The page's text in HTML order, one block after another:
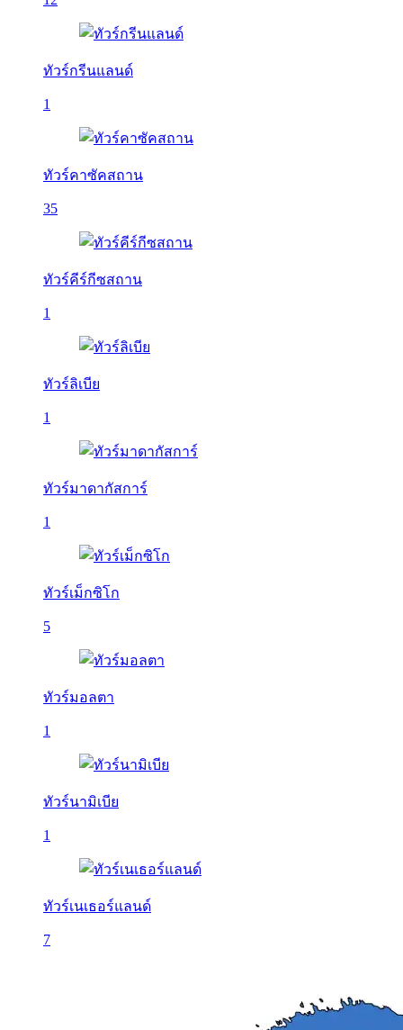
ทัวร์กรีนแลนด์
1
ทัวร์คาซัคสถาน
35
ทัวร์คีร์กีซสถาน
1
ทัวร์ลิเบีย
1
ทัวร์มาดากัสการ์
1
ทัวร์เม็กซิโก
5
ทัวร์มอลตา
1
ทัวร์นามิเบีย
1
ทัวร์เนเธอร์แลนด์
7